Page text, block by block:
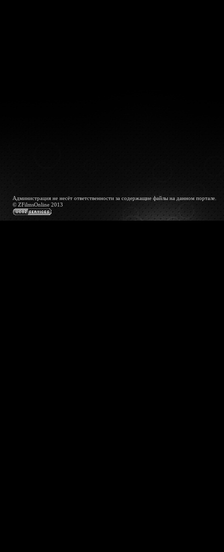
Администрация не несёт ответственности за содержащие файлы на данном портале.
© ZFilmsOnline 2013